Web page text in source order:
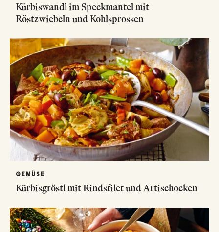
Kürbiswandl im Speckmantel mit
Röstzwiebeln und Kohlsprossen
GEMÜSE
Kürbisgröstl mit Rindsfilet und Artischocken